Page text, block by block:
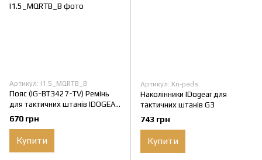
Артикул: I1.5_MQRTB_B
Пояс (IG-BT3427-TV) Ремінь
для тактичних штанів IDOGEAR
1.5'' Magnetic Quick Release
Tactical Belt S
670 грн
Купити
Артикул: Kn-pads
Наколінники IDogear для
тактичних штанів G3
743 грн
Купити